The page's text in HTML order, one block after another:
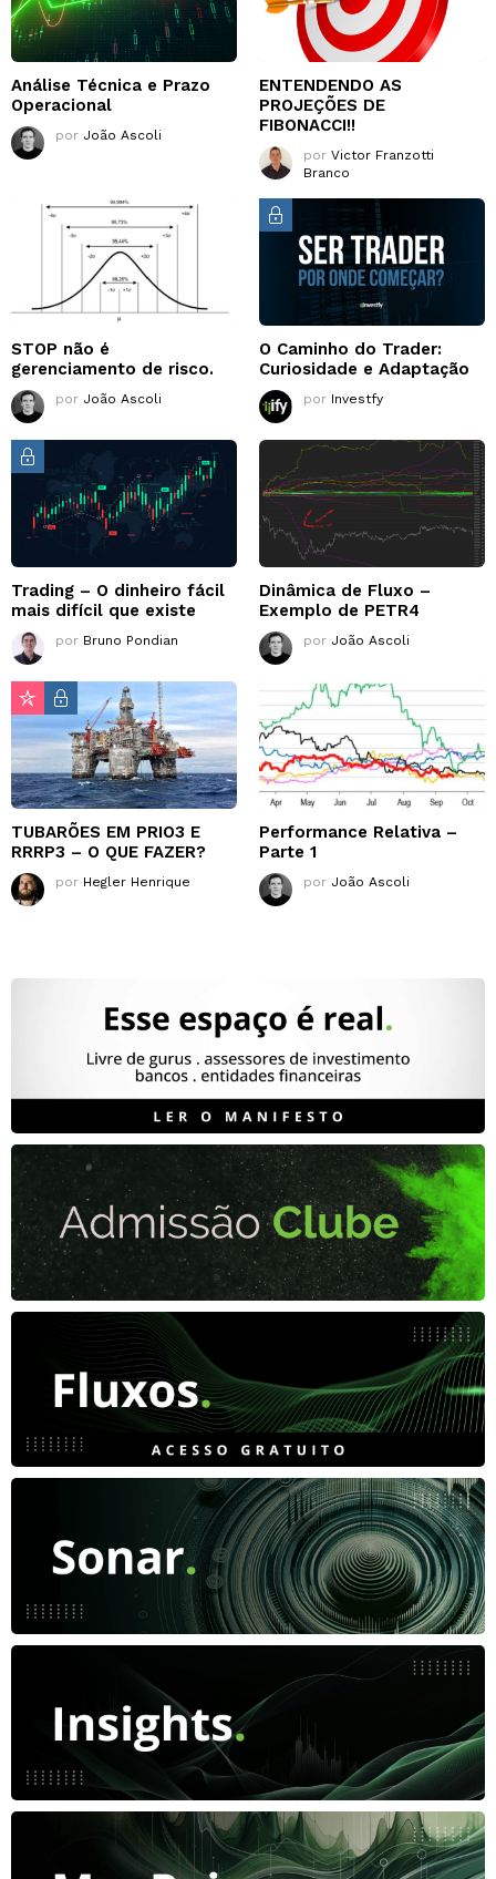
Análise Técnica e Prazo
Operacional
por João Ascoli
ENTENDENDO AS
PROJEÇÕES DE
FIBONACCI!!
por Victor Franzotti
Branco
STOP não é
gerenciamento de risco.
por João Ascoli
O Caminho do Trader:
Curiosidade e Adaptação
por Investfy
Trading – O dinheiro fácil
mais difícil que existe
por Bruno Pondian
Dinâmica de Fluxo –
Exemplo de PETR4
por João Ascoli
TUBARÕES EM PRIO3 E
RRRP3 – O QUE FAZER?
por Hegler Henrique
Performance Relativa –
Parte 1
por João Ascoli